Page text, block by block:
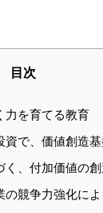
目次
力を育てる教育
資で、価値創造
く、付加価値の創
競争力強化に